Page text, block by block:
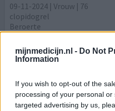
mijnmedicijn.nl - Do Not
Information
If you wish to opt-out of the
processing of your personal
targeted advertising by us,
09-11-2024 | Vrouw | 76
clopidogrel
Beroerte
Effectiviteit
Hoeveelheid bijwerkingen
wil ermee stoppen, vind
even mijn spraak kwijt na
partner, had een lichte tia